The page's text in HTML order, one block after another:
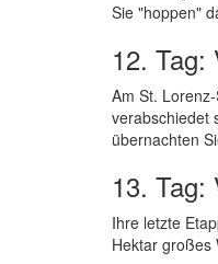
Sie "hoppen"
12. Tag:
Am St.
verabschiedet
übernachten
13. Tag:
Ihre letzte
Hektar großes